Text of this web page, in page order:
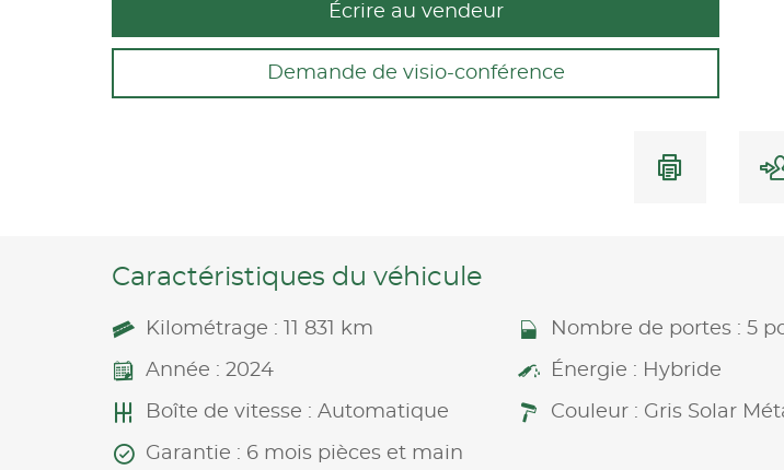
Écrire au vendeur
Demande de visio-conférence
Caractéristiques du véhicule
Kilométrage : 11 831 km Nombre de portes : 5
Année : 2024 Énergie : Hybride
Boîte de vitesse : Automatique Couleur : Gris Solar
Garantie : 6 mois pièces et main